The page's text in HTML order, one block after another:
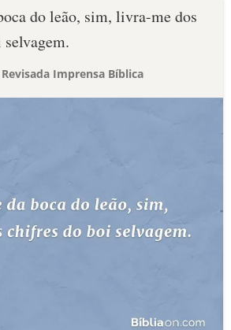
do leão, sim, livra-me dos
Imprensa Bíblica